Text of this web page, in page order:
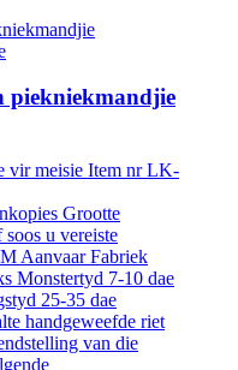
piekniekmandjie
vir meisie Item nr LK-
Grootte
u vereiste
Aanvaar Fabriek
Monstertyd 7-10 dae
25-35 dae
handgeweefde riet
van die